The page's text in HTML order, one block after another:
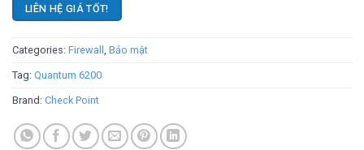
LIÊN HỆ GIÁ TỐT!
Categories: Firewall Bảo mật
Tag: Quantum 6200
Brand: Check Point